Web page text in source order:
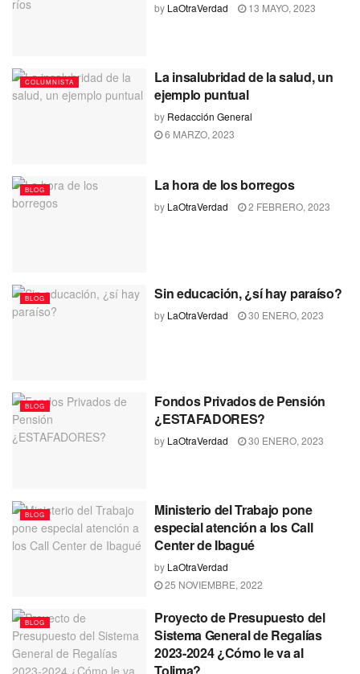
by LaOtraVerdad 13 MAYO, 2023
COLUMNISTA
La insalubridad de la salud, un
ejemplo puntual
by Redacción General
6 MARZO, 2023
BLOG La hora de los borregos
by LaOtraVerdad 2 FEBRERO, 2023
BLOG Sin educación, ¿sí hay paraíso?
by LaOtraVerdad 30 ENERO, 2023
BLOG
Fondos Privados de Pensión
¿ESTAFADORES?
by LaOtraVerdad 30 ENERO, 2023
BLOG
Ministerio del Trabajo pone
especial atención a los Call
Center de Ibagué
by LaOtraVerdad
25 NOVIEMBRE, 2022
BLOG
Proyecto de Presupuesto del
Sistema General de Regalías
2023-2024 ¿Cómo le va al